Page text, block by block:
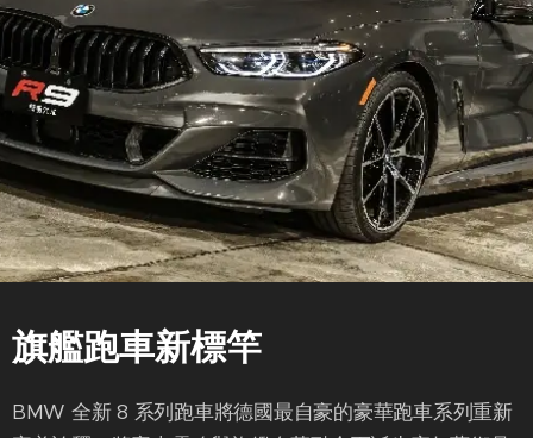
旗艦跑車新標竿
BMW 全新 8 系列跑車將德國最自豪的豪華跑車系列重新